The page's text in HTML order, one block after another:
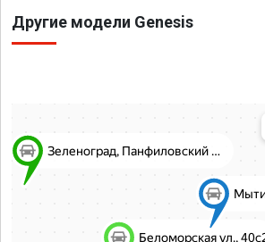
Другие модели Genesis